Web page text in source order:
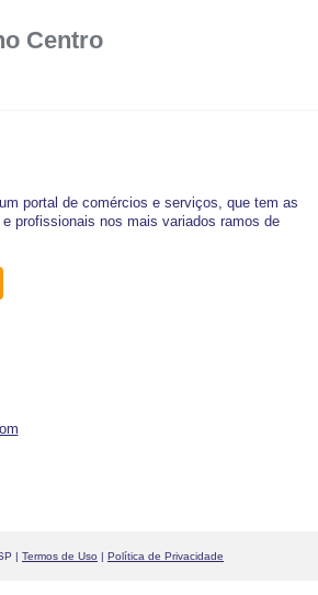
Centro
portal de comércios e serviços, que tem as
profissionais nos mais variados ramos de
| Termos de Uso | Política de Privacidade